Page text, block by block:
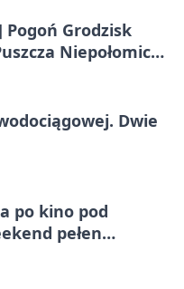
Pogoń Grodzisk
Niepołomice
1. lidze
Dwie
po kino pod
pełen